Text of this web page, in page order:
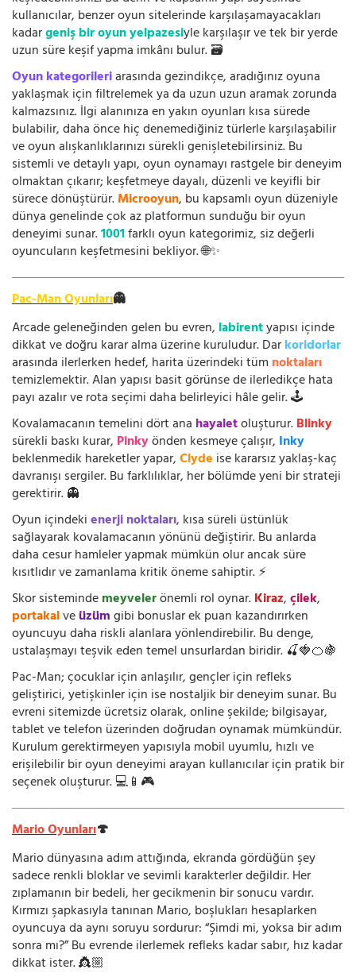
kullanıcılar, benzer oyun sitelerinde karşılaşamayacakları
kadargeniş bir oyun yelpazesiyle karşılaşır ve tek bir yerde
uzun süre keşif yapma imkânı bulur. 🗃️
Oyun kategorileriarasında gezindikçe, aradığınız oyuna
yaklaşmak için filtrelemek ya da uzun uzun aramak zorunda
kalmazsınız. İlgi alanınıza en yakın oyunları kısa sürede
bulabilir, daha önce hiç denemediğiniz türlerle karşılaşabilir
ve oyun alışkanlıklarınızı sürekli genişletebilirsiniz. Bu
sistemli ve detaylı yapı, oyun oynamayı rastgele bir deneyim
olmaktan çıkarır; keşfetmeye dayalı, düzenli ve keyifli bir
sürece dönüştürür.Microoyun, bu kapsamlı oyun düzeniyle
dünya genelinde çok az platformun sunduğu bir oyun
deneyimi sunar.1001farklı oyun kategorimiz, siz değerli
oyuncuların keşfetmesini bekliyor. 🌐✨
Pac-Man Oyunları👻
Arcade geleneğinden gelen bu evren, labirentyapısı içinde
dikkat ve doğru karar alma üzerine kuruludur. Darkoridorlar
arasında ilerlerken hedef, harita üzerindeki tüm noktaları
temizlemektir. Alan yapısı basit görünse de ilerledikçe hata
payı azalır ve rota seçimi daha belirleyici hâle gelir. 🕹️
Kovalamacanın temelini dört ana hayaletoluşturur.Blinky
sürekli baskı kurar, Pinkyönden kesmeye çalışır, Inky
beklenmedik hareketler yapar,Clyde ise kararsız yaklaş-kaç
davranışı sergiler. Bu farklılıklar, her bölümde yeni bir strateji
gerektirir. 👻
Oyun içindekienerji noktaları, kısa süreli üstünlük
sağlayarak kovalamacanın yönünü değiştirir. Bu anlarda
daha cesur hamleler yapmak mümkün olur ancak süre
kısıtlıdır ve zamanlama kritik öneme sahiptir. ⚡
Skor sistemindemeyvelerönemli rol oynar.Kiraz,çilek,
portakalveüzümgibi bonuslar ek puan kazandırırken
oyuncuyu daha riskli alanlara yönlendirebilir. Bu denge,
ustalaşmayı teşvik eden temel unsurlardan biridir. 🍒🍓🍊🍇
Pac-Man; çocuklar için anlaşılır, gençler için refleks
geliştirici, yetişkinler için ise nostaljik bir deneyim sunar. Bu
evreni sitemizde ücretsiz olarak, online şekilde; bilgisayar,
tablet ve telefon üzerinden doğrudan oynamak mümkündür.
Kurulum gerektirmeyen yapısıyla mobil uyumlu, hızlı ve
erişilebilir bir oyun deneyimi arayan kullanıcılar için pratik bir
seçenek oluşturur. 💻📱🎮
Mario Oyunları🍄
Mario dünyasına adım attığında, ekranda gördüğün şey
sadece renkli bloklar ve sevimli karakterler değildir. Her
zıplamanın bir bedeli, her gecikmenin bir sonucu vardır.
Kırmızı şapkasıyla tanınan Mario, boşlukları hesaplarken
oyuncuya da aynı soruyu sordurur: “Şimdi mi, yoksa bir adım
sonra mı?” Bu evrende ilerlemek refleks kadar sabır, hız kadar
dikkat ister. 👸🏼